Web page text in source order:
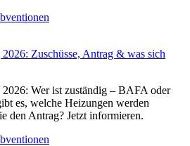
Zuschüsse, Antrag & was sich
Wer ist zuständig – BAFA oder
es, welche Heizungen werden
den Antrag? Jetzt informieren.